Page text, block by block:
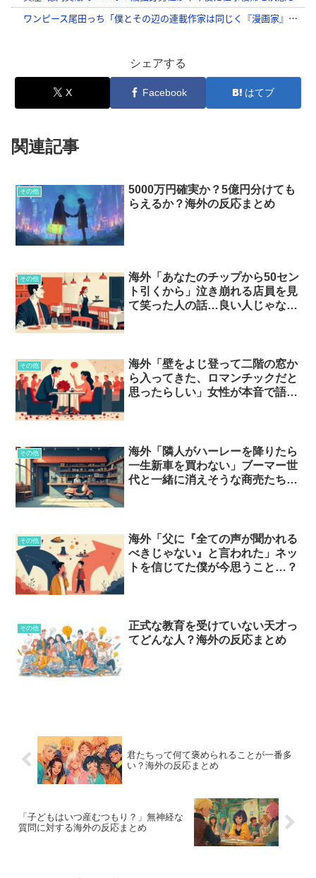
シェアする
X Facebook はてブ
関連記事
その他
5000万円確実か？5億円分けても
らえるか？海外の反応まとめ
その他
海外「あなたのチップから50セン
ト引くから」泣き崩れる店員を見
て笑った人の話…良い人じゃない
その他
海外「壁をよじ登って二階の窓か
ら入ってきた、ロマンチックだと
思ったらしい」女性が本音で語
その他
海外「隣人がハーレーを降りたら
一生新車を買わない」ブーマー世
代と一緒に消えそうな商売たち…
その他
海外「父に『全ての声が聞かれる
べきじゃない』と言われた」ネッ
トを信じてた僕が今思うこと…？
その他
正式な教育を受けていない天才っ
てどんな人？海外の反応まとめ
君たちって何て褒められることが一番多
い？海外の反応まとめ
「子どもはいつ産むつもり？」無神経な
質問に対する海外の反応まとめ